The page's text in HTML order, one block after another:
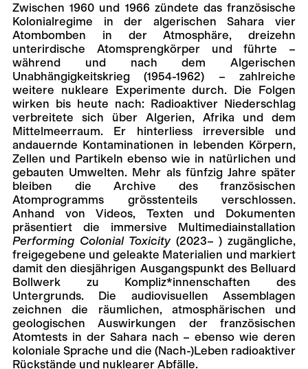
Zwischen 1960 und 1966 zündete das französische
Kolonialregime in der algerischen Sahara vier
Atombomben in der Atmosphäre, dreizehn
unterirdische Atomsprengkörper und führte –
während und nach dem Algerischen
Unabhängigkeitskrieg (1954-1962) – zahlreiche
weitere nukleare Experimente durch. Die Folgen
wirken bis heute nach: Radioaktiver Niederschlag
verbreitete sich über Algerien, Afrika und dem
Mittelmeerraum. Er hinterliess irreversible und
andauernde Kontaminationen in lebenden Körpern,
Zellen und Partikeln ebenso wie in natürlichen und
gebauten Umwelten. Mehr als fünfzig Jahre später
bleiben die Archive des französischen
Atomprogramms grösstenteils verschlossen.
Anhand von Videos, Texten und Dokumenten
präsentiert die immersive Multimediainstallation
Performing Colonial Toxicity(2023– ) zugängliche,
freigegebene und geleakte Materialien und markiert
damit den diesjährigen Ausgangspunkt des Belluard
Bollwerk zu Kompliz*innenschaften des
Untergrunds. Die audiovisuellen Assemblagen
zeichnen die räumlichen, atmosphärischen und
geologischen Auswirkungen der französischen
Atomtests in der Sahara nach – ebenso wie deren
koloniale Sprache und die (Nach-)Leben radioaktiver
Rückstände und nuklearer Abfälle.